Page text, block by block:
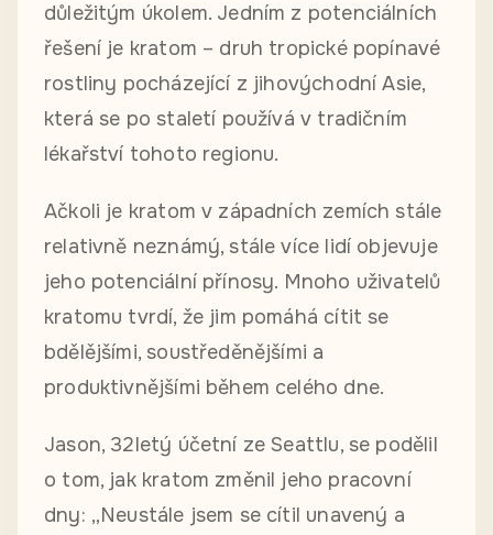
důležitým úkolem. Jedním z potenciálních
řešení je kratom – druh tropické popínavé
rostliny pocházející z jihovýchodní Asie,
která se po staletí používá v tradičním
lékařství tohoto regionu.
Ačkoli je kratom v západních zemích stále
relativně neznámý, stále více lidí objevuje
jeho potenciální přínosy. Mnoho uživatelů
kratomu tvrdí, že jim pomáhá cítit se
bdělějšími, soustředěnějšími a
produktivnějšími během celého dne.
Jason, 32letý účetní ze Seattlu, se podělil
o tom, jak kratom změnil jeho pracovní
dny: „Neustále jsem se cítil unavený a